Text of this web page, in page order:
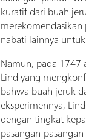
kuratif dari buah
nabati lainnya
Namun, pada 1747
Lind yang
bahwa buah jeruk
eksperimennya,
dengan tingkat
pasangan-